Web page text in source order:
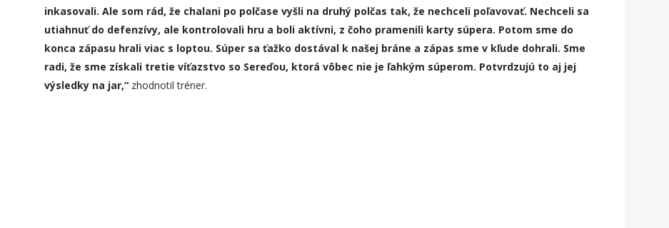
inkasovali. Ale som rád, že chalani po polčase vyšli na druhý polčas tak, že nechceli poľavovať. Nechceli sa
utiahnuť do defenzívy, ale kontrolovali hru a boli aktívni, z čoho pramenili karty súpera. Potom sme do
konca zápasu hrali viac s loptou. Súper sa ťažko dostával k našej bráne a zápas sme v kľude dohrali. Sme
radi, že sme získali tretie víťazstvo so Sereďou, ktorá vôbec nie je ľahkým súperom. Potvrdzujú to aj jej
výsledky na jar,“ zhodnotil tréner.